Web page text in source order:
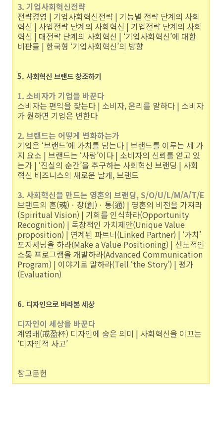
3. 기업사회혁신전략
전략경영 | 기업사회혁신전략 | 기능별 전략 단계의 사회
혁신 | 사업전략 단계의 사회혁신 | 기업전략 단계의 사회
혁신 | 대전략 단계의 사회혁신 | ‘기업사회혁신’에 대한
비판들 | 한국형 ‘기업사회혁신’의 방향
5. 사회혁신 브랜드 창조하기
1. 소비자가 기업을 바꾼다
소비자는 편익을 찾는다 | 소비자, 윤리를 말하다 | 소비자
가 원하면 기업은 변한다
2. 브랜드는 어떻게 변화하는가
기업은 ‘브랜드’에 가치를 담는다 | 브랜드를 이루는 세 가
지 요소 | 브랜드는 ‘사랑’이다 | 소비자의 신뢰를 얻고 있
는가 | ‘진실의 순간’을 추구하는 사회혁신 브랜딩 | 사회
혁신 비즈니스의 새로운 날개, 브랜드
3. 사회혁신을 만드는 영혼의 브랜딩, S/O/U/L/M/A/T/E
브랜드의 혼(魂)ㆍ창(創)ㆍ통(通) | 영혼의 비전을 가져라
(Spiritual Vision) | 기회를 인식하라(Opportunity
Recognition) | 독창적인 가치제안(Unique Value
proposition) | 연계된 파트너(Linked Partner) | ‘가치’
포지셔닝을 하라(Make a Value Positioning) | 선도적인
소통 프로그램을 개발하라(Advanced Communication
Program) | 이야기로 말하라(Tell ‘the Story’) | 평가
(Evaluation)
6. 디자인으로 바라본 세상
디자인이 세상을 바꾼다
계영배(戒盈杯) 디자인에 숨은 의미 | 사회혁신을 이끄는
‘디자인적 사고’
참고문헌